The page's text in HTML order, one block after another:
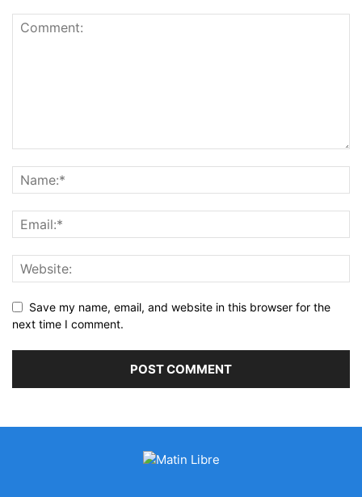
Save my name, email, and website in this browser for the
next time I comment.